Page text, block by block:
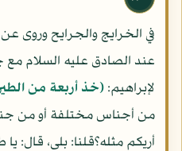
في الخرايج والجرايح وروى
عند الصادق عليه السلام
لإبراهيم: (خذ أربعة من
من أجناس مختلفة أو من
أريكم مثله؟قلنا: بلى، قال: